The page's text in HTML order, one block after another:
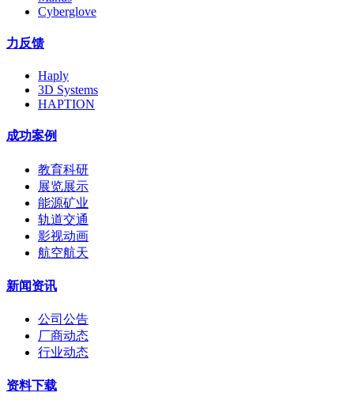
Cyberglove
力反馈
Haply
3D Systems
HAPTION
成功案例
教育科研
展览展示
能源矿业
轨道交通
影视动画
航空航天
新闻资讯
公司公告
厂商动态
行业动态
资料下载